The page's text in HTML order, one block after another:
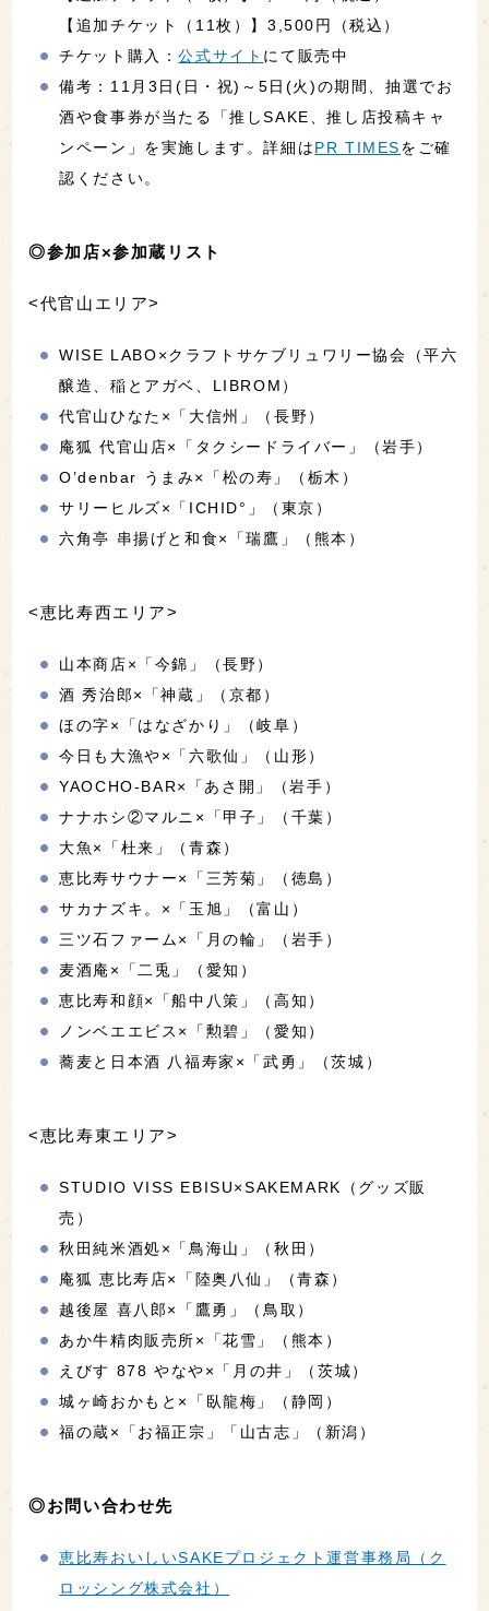
【追加チケット（11枚）】3,500円（税込）
チケット購入：公式サイト にて販売中
備考：11月3日(日・祝)～5日(火)の期間、抽選でお
酒や食事券が当たる「推しSAKE、推し店投稿キャ
ンペーン」を実施します。詳細はPR TIMESをご確
認ください。
◎参加店×参加蔵リスト
<代官山エリア>
WISE LABO×クラフトサケブリュワリー協会（平六
醸造、稲とアガベ、LIBROM）
代官山ひなた×「大信州」（長野）
庵狐 代官山店×「タクシードライバー」（岩手）
O’denbar うまみ×「松の寿」（栃木）
サリーヒルズ×「ICHID°」（東京）
六角亭 串揚げと和食×「瑞鷹」（熊本）
<恵比寿西エリア>
山本商店×「今錦」（長野）
酒 秀治郎×「神蔵」（京都）
ほの字×「はなざかり」（岐阜）
今日も大漁や×「六歌仙」（山形）
YAOCHO-BAR×「あさ開」（岩手）
ナナホシ②マルニ×「甲子」（千葉）
大魚×「杜来」（青森）
恵比寿サウナー×「三芳菊」（徳島）
サカナズキ。×「玉旭」（富山）
三ツ石ファーム×「月の輪」（岩手）
麦酒庵×「二兎」（愛知）
恵比寿和顔×「船中八策」（高知）
ノンベエエビス×「勲碧」（愛知）
蕎麦と日本酒 八福寿家×「武勇」（茨城）
<恵比寿東エリア>
STUDIO VISS EBISU×SAKEMARK（グッズ販
売）
秋田純米酒処×「鳥海山」（秋田）
庵狐 恵比寿店×「陸奥八仙」（青森）
越後屋 喜八郎×「鷹勇」（鳥取）
あか牛精肉販売所×「花雪」（熊本）
えびす 878 やなや×「月の井」（茨城）
城ヶ崎おかもと×「臥龍梅」（静岡）
福の蔵×「お福正宗」「山古志」（新潟）
◎お問い合わせ先
恵比寿おいしいSAKEプロジェクト運営事務局（ク
ロッシング株式会社）